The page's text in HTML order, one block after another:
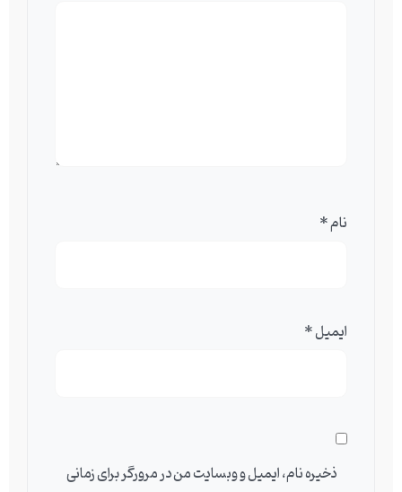
نام*
ایمیل*
ذخیره نام، ایمیل و وبسایت من در مرورگر برای زمانی